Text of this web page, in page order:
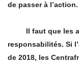
de passer à l’action.
Il faut que les
responsabilités. Si
de 2018, les